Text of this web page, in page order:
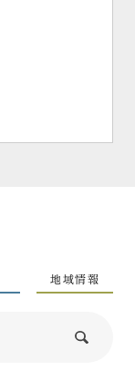
地域情報